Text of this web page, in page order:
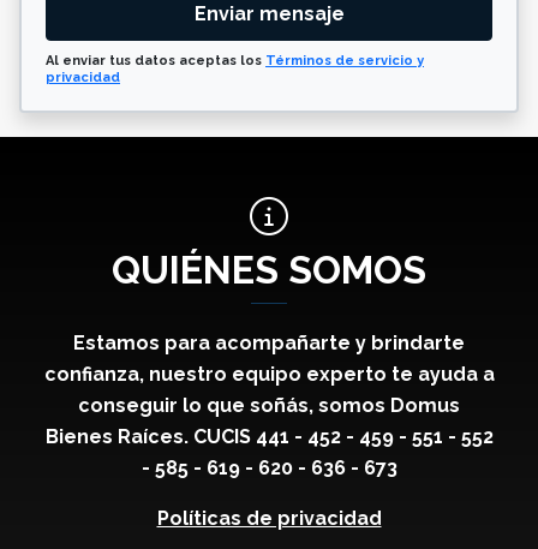
Enviar mensaje
Al enviar tus datos aceptas los Términos de servicio y
privacidad
QUIÉNES SOMOS
Estamos para acompañarte y brindarte
confianza, nuestro equipo experto te ayuda a
conseguir lo que soñás, somos Domus
Bienes Raíces. CUCIS 441 - 452 - 459 - 551 - 552
- 585 - 619 - 620 - 636 - 673
Políticas de privacidad